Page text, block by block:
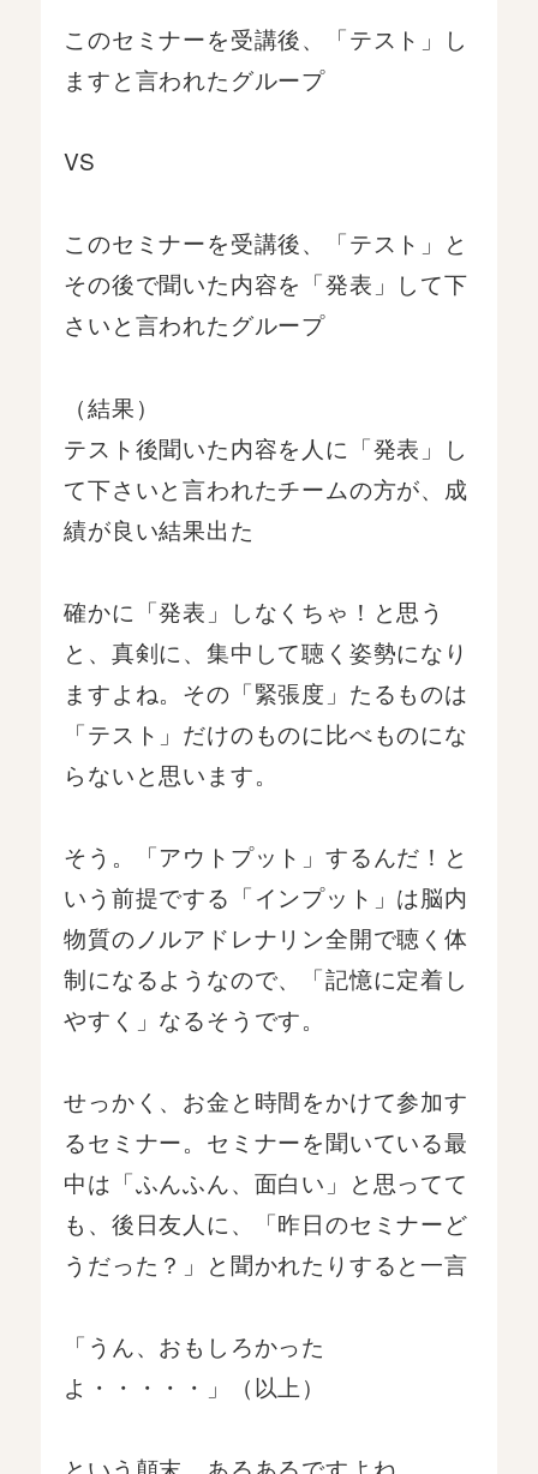
このセミナーを受講後、「テスト」し
ますと言われたグループ
VS
このセミナーを受講後、「テスト」と
その後で聞いた内容を「発表」して下
さいと言われたグループ
（結果）
テスト後聞いた内容を人に「発表」し
て下さいと言われたチームの方が、成
績が良い結果出た
確かに「発表」しなくちゃ！と思う
と、真剣に、集中して聴く姿勢になり
ますよね。その「緊張度」たるものは
「テスト」だけのものに比べものにな
らないと思います。
そう。「アウトプット」するんだ！と
いう前提でする「インプット」は脳内
物質のノルアドレナリン全開で聴く体
制になるようなので、「記憶に定着し
やすく」なるそうです。
せっかく、お金と時間をかけて参加す
るセミナー。セミナーを聞いている最
中は「ふんふん、面白い」と思ってて
も、後日友人に、「昨日のセミナーど
うだった？」と聞かれたりすると一言
「うん、おもしろかった
よ・・・・・」（以上）